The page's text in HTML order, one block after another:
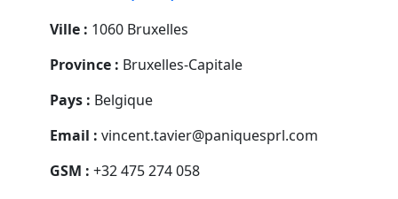
Ville : 1060 Bruxelles
Province : Bruxelles-Capitale
Pays : Belgique
Email : vincent.tavier@paniquesprl.com
GSM : +32 475 274 058